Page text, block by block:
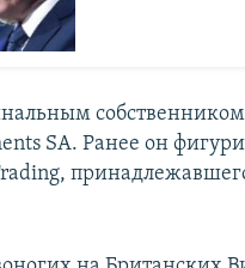
SA. Ранее он